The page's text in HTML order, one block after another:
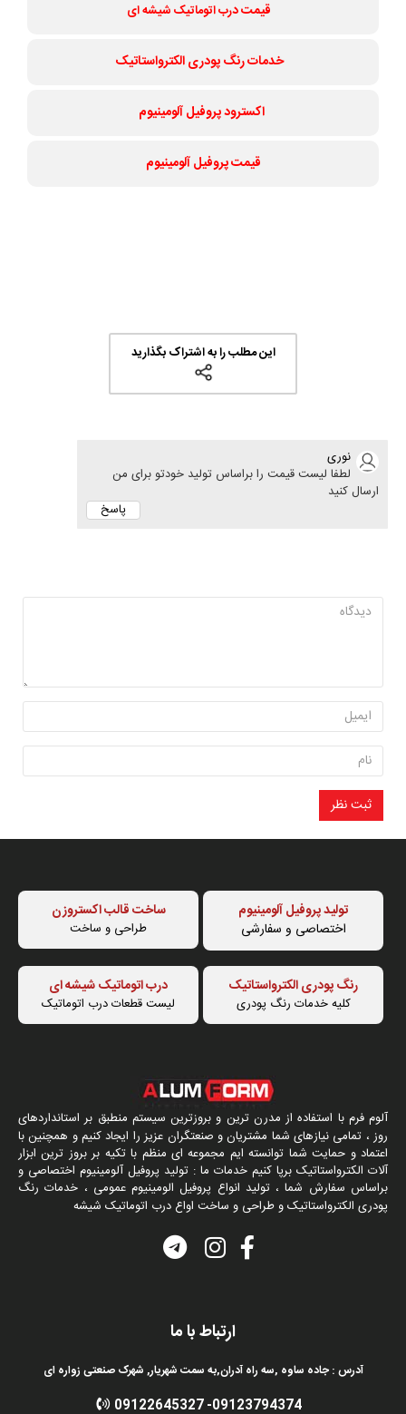
قیمت درب اتوماتیک شیشه ای
خدمات رنگ پودری الکترواستاتیک
اکسترود پروفیل آلومینیوم
قیمت پروفیل آلومینیوم
این مطلب را به اشتراک بگذارید
نوری
لطفا لیست قیمت را براساس تولید خودتو برای من
ارسال کنید
پاسخ
ثبت نظر
تولید پروفیل آلومینیوم
اختصاصی و سفارشی
ساخت قالب اکستروزن
طراحی و ساخت
رنگ پودری الکترواستاتیک
کلیه خدمات رنگ پودری
درب اتوماتیک شیشه ای
لیست قطعات درب اتوماتیک
آلوم فرم با استفاده از مدرن ترین و بروزترین سیستم منطبق بر استانداردهای
روز ، تمامی نیازهای شما مشتریان و صنعتگران عزیز را ایجاد کنیم و همچنین با
اعتماد و حمایت شما توانسته ایم مجموعه ای منظم با تکیه بر بروز ترین ابزار
آلات الکترواستاتیک برپا کنیم خدمات ما : تولید پروفیل آلومینیوم اختصاصی و
براساس سفارش شما ، تولید انواع پروفیل الومینیوم عمومی ، خدمات رنگ
پودری الکترواستاتیک و طراحی و ساخت اواع درب اتوماتیک شیشه
ارتباط با ما
آدرس : جاده ساوه ,سه راه آدران,به سمت شهریار, شهرک صنعتی زواره ای
09123794374
-
09122645327